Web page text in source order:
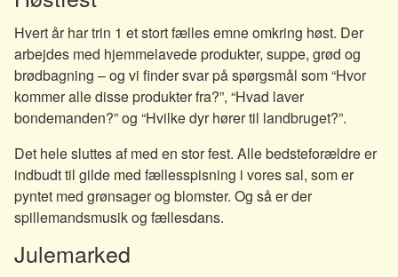
Hvert år har trin 1 et stort fælles emne omkring høst. Der
arbejdes med hjemmelavede produkter, suppe, grød og
brødbagning – og vi finder svar på spørgsmål som “Hvor
kommer alle disse produkter fra?”, “Hvad laver
bondemanden?” og “Hvilke dyr hører til landbruget?”.
Det hele sluttes af med en stor fest. Alle bedsteforældre er
indbudt til gilde med fællesspisning i vores sal, som er
pyntet med grønsager og blomster. Og så er der
spillemandsmusik og fællesdans.
Julemarked